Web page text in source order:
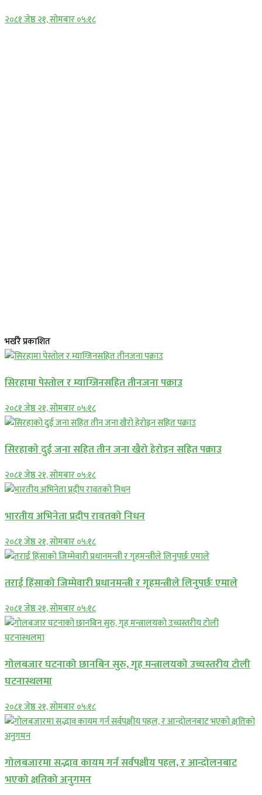
२०८१ जेष्ठ २१, सोमबार ०५:१८
भर्खरै प्रकाशित
सिरहामा पेस्तोल र म्याग्जिनसहित तीनजना पक्राउ
२०८१ जेष्ठ २१, सोमबार ०५:१८
सिरहाकाे दुई जना सहित तीन जना खैरो हेरोइन सहित पक्राउ
२०८१ जेष्ठ २१, सोमबार ०५:१८
भारतीय अभिनेता प्रदीप रावतको निधन
२०८१ जेष्ठ २१, सोमबार ०५:१८
तराई हिंसाको जिम्मेवारी प्रधानमन्त्री र गृहमन्त्रीले लिनुपर्छः एमाले
२०८१ जेष्ठ २१, सोमबार ०५:१८
गोलबजार घटनाको छानबिन सुरु, गृह मन्त्रालयको उच्चस्तरीय टोली
घटनास्थलमा
२०८१ जेष्ठ २१, सोमबार ०५:१८
गोलबजारमा सद्भाव कायम गर्न सर्वपक्षीय पहल, र आन्दोलनबाट
भएको क्षतिको अनुगमन